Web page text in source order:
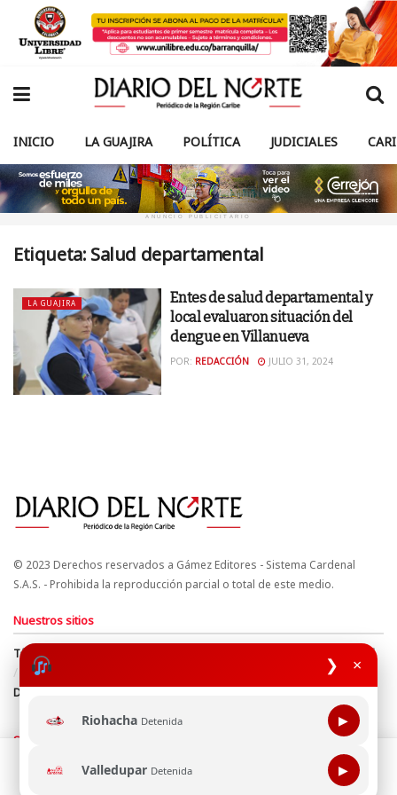
❯ ×
Riohacha Detenida ▶
Valledupar Detenida ▶
INICIO LA GUAJIRA POLÍTICA JUDICIALES
ANUNCIO PUBLICITARIO
Etiqueta: Salud departamental
LA GUAJIRA
Entes de salud departamental y
local evaluaron situación del
dengue en Villanueva
POR: REDACCIÓN JULIO 31, 2024
© 2023 Derechos reservados a Gámez Editores - Sistema Cardenal
S.A.S. - Prohibida la reproducción parcial o total de este medio.
Nuestros sitios
Términos y Condiciones
Derechos de Autor y Propiedad Intelectual
Política de uso de cookies
Política de Tratamiento de Datos
Directrices Editoriales
Síguenos
Esta página web usa cookie para mejorar tu experiencia de
navegación, al continuar aceptas nuestra política de uso de